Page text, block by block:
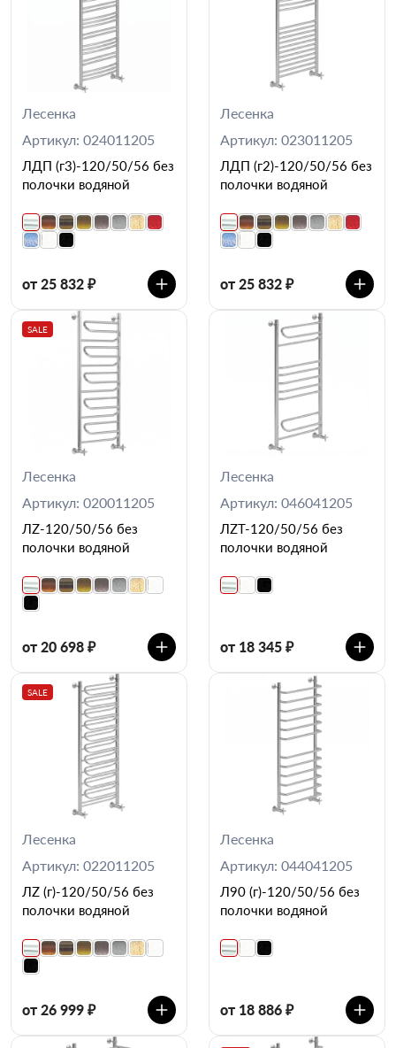
Лесенка
Артикул: 024011205
ЛДП (г3)-120/50/56 без
полочки водяной
от 25 832 ₽
Лесенка
Артикул: 023011205
ЛДП (г2)-120/50/56 без
полочки водяной
от 25 832 ₽
SALE
Лесенка
Артикул: 020011205
ЛZ-120/50/56 без
полочки водяной
от 20 698 ₽
Лесенка
Артикул: 046041205
ЛZT-120/50/56 без
полочки водяной
от 18 345 ₽
SALE
Лесенка
Артикул: 022011205
ЛZ (г)-120/50/56 без
полочки водяной
от 26 999 ₽
Лесенка
Артикул: 044041205
Л90 (г)-120/50/56 без
полочки водяной
от 18 886 ₽